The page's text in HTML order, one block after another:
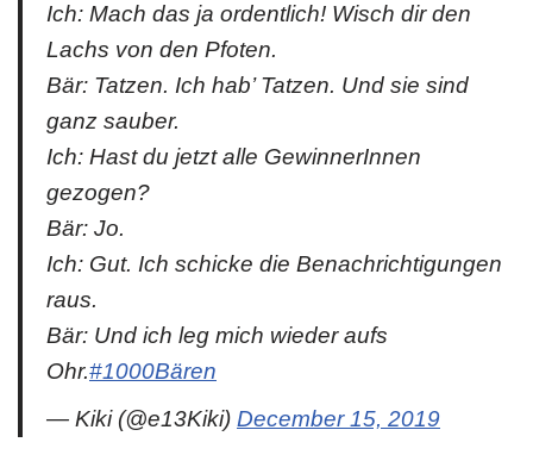
Ich: Mach das ja ordentlich! Wisch dir den
Lachs von den Pfoten.
Bär: Tatzen. Ich hab’ Tatzen. Und sie sind
ganz sauber.
Ich: Hast du jetzt alle GewinnerInnen
gezogen?
Bär: Jo.
Ich: Gut. Ich schicke die Benachrichtigungen
raus.
Bär: Und ich leg mich wieder aufs
Ohr.#1000Bären
— Kiki (@e13Kiki) December 15, 2019